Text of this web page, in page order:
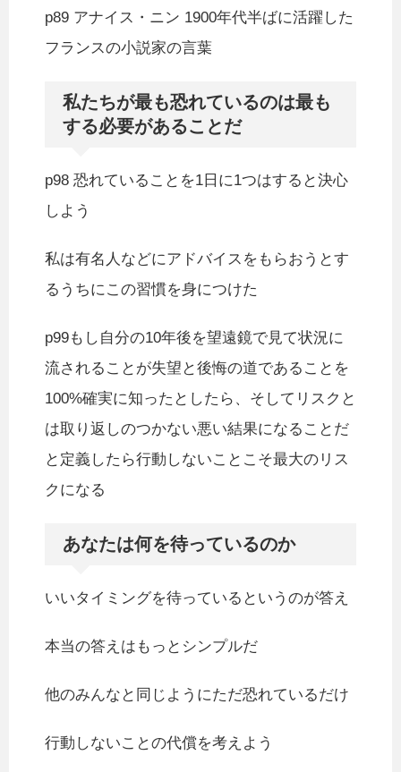
p89 アナイス・ニン 1900年代半ばに活躍した
フランスの小説家の言葉
私たちが最も恐れているのは最も
する必要があることだ
p98 恐れていることを1日に1つはすると決心
しよう
私は有名人などにアドバイスをもらおうとす
るうちにこの習慣を身につけた
p99もし自分の10年後を望遠鏡で見て状況に
流されることが失望と後悔の道であることを
100%確実に知ったとしたら、そしてリスクと
は取り返しのつかない悪い結果になることだ
と定義したら行動しないことこそ最大のリス
クになる
あなたは何を待っているのか
いいタイミングを待っているというのが答え
本当の答えはもっとシンプルだ
他のみんなと同じようにただ恐れているだけ
行動しないことの代償を考えよう